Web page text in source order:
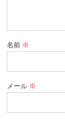
名前 ※
メール ※